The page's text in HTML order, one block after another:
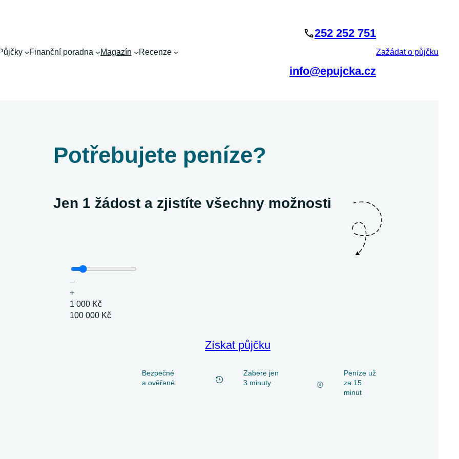
Finanční poradna Magazín Recenze
252 252 751
info@epujcka.cz
Zažádat o půjčku
Potřebujete peníze?
Jen 1 žádost a zjistíte všechny možnosti
–
+
1 000 Kč
100 000 Kč
Získat půjčku
Bezpečné
a ověřené
Zabere jen
3 minuty
Peníze už
za 15
minut